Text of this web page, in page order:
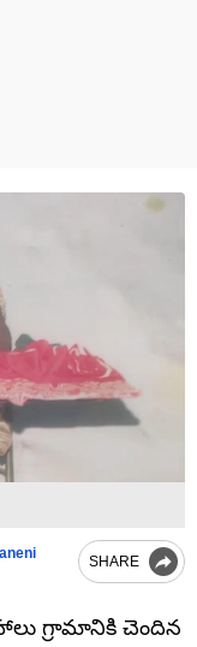
SHARE
గ్రామానికి చెందిన